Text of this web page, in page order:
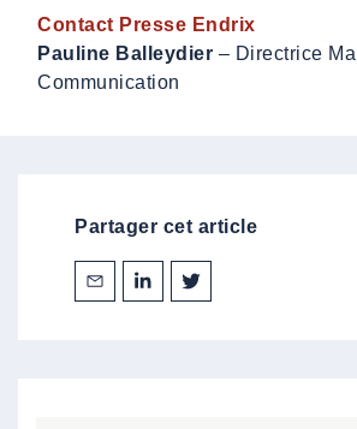
Contact Presse Endrix
Pauline Balleydier – Directrice
Communication
Partager cet article